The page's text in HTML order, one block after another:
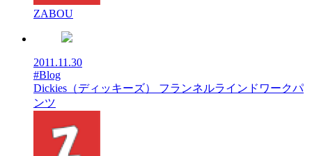
ZABOU
2011.11.30
#Blog
Dickies（ディッキーズ） フランネルラインドワークパ
ンツ